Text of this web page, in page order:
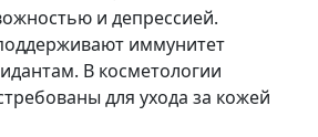
и депрессией.
иммунитет
В косметологии
для ухода за кожей